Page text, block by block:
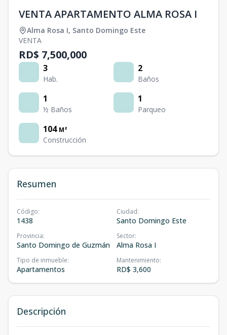
VENTA APARTAMENTO ALMA ROSA I
Alma Rosa I, Santo Domingo Este
VENTA
RD$ 7,500,000
3
Hab.
2
Baños
1
½ Baños
1
Parqueo
104 M²
Construcción
Resumen
Código:
1438
Ciudad:
Santo Domingo Este
Provincia:
Santo Domingo de Guzmán
Sector:
Alma Rosa I
Tipo de inmueble:
Apartamentos
Mantenimiento:
RD$ 3,600
Descripción